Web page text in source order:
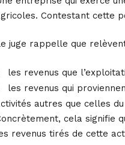
Contestant cette
juge rappelle que
les revenus que
les revenus qui
autres que celles
cela signifie
revenus tirés de cette